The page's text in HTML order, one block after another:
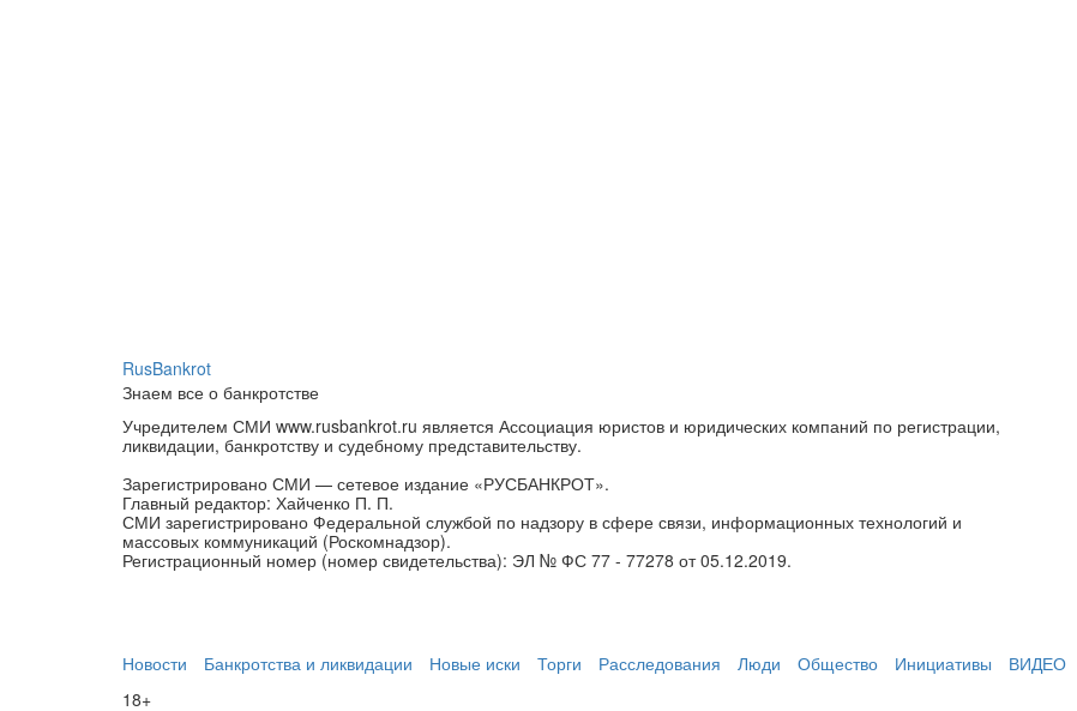
RusBankrot
Знаем все о банкротстве
Учредителем СМИ www.rusbankrot.ru является Ассоциация юристов и юридических компаний по регистрации,
ликвидации, банкротству и судебному представительству.
Зарегистрировано СМИ — сетевое издание «РУСБАНКРОТ».
Главный редактор: Хайченко П. П.
СМИ зарегистрировано Федеральной службой по надзору в сфере связи, информационных технологий и
массовых коммуникаций (Роскомнадзор).
Регистрационный номер (номер свидетельства): ЭЛ № ФС 77 - 77278 от 05.12.2019.
Новости Банкротства и ликвидации Новые иски Торги Расследования Люди Общество Инициативы ВИДЕО
18+